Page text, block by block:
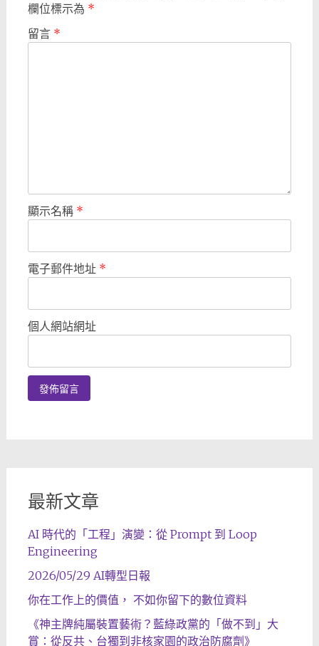
欄位標示為 *
留言 *
顯示名稱 *
電子郵件地址 *
個人網站網址
最新文章
AI 時代的「工程」演變：從 Prompt 到 Loop
Engineering
2026/05/29 AI轉型日報
你在工作上的價值， 不如你留下的數位資料
《神主牌純屬裝置藝術？藍綠政黨的「做不到」大
賞：從反共、台獨到非核家園的政治防腐劑》